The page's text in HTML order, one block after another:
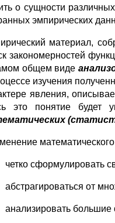
о сущности
эмпирических
материал,
закономерностей
общем виде
изучения
явления,
это понятие
четко сформулировать
абстрагироваться от
анализировать